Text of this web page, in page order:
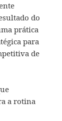
do
prática
para
de
a rotina